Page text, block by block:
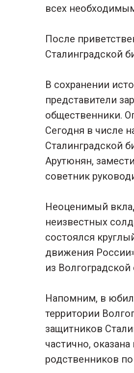
всех
После
Сталинградской
В сохранении
представители
общественники.
Сегодня в числе
Сталинградской
Арутюнян,
советник
Неоценимый
неизвестных
состоялся
движения
из
Напомним, в
территории
защитников
частично,
родственников